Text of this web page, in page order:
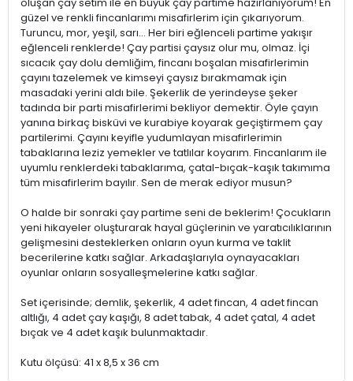
oluşan çay setim ile en büyük çay partime hazırlanıyorum! En
güzel ve renkli fincanlarımı misafirlerim için çıkarıyorum.
Turuncu, mor, yeşil, sarı… Her biri eğlenceli partime yakışır
eğlenceli renklerde! Çay partisi çaysız olur mu, olmaz. İçi
sıcacık çay dolu demliğim, fincanı boşalan misafirlerimin
çayını tazelemek ve kimseyi çaysız bırakmamak için
masadaki yerini aldı bile. Şekerlik de yerindeyse şeker
tadında bir parti misafirlerimi bekliyor demektir. Öyle çayın
yanına birkaç bisküvi ve kurabiye koyarak geçiştirmem çay
partilerimi. Çayını keyifle yudumlayan misafirlerimin
tabaklarına leziz yemekler ve tatlılar koyarım. Fincanlarım ile
uyumlu renklerdeki tabaklarıma, çatal-bıçak-kaşık takımıma
tüm misafirlerim bayılır. Sen de merak ediyor musun?
O halde bir sonraki çay partime seni de beklerim! Çocukların
yeni hikayeler oluşturarak hayal güçlerinin ve yaratıcılıklarının
gelişmesini desteklerken onların oyun kurma ve taklit
becerilerine katkı sağlar. Arkadaşlarıyla oynayacakları
oyunlar onların sosyalleşmelerine katkı sağlar.
Set içerisinde; demlik, şekerlik, 4 adet fincan, 4 adet fincan
altlığı, 4 adet çay kaşığı, 8 adet tabak, 4 adet çatal, 4 adet
bıçak ve 4 adet kaşık bulunmaktadır.
Kutu ölçüsü: 41 x 8,5 x 36 cm